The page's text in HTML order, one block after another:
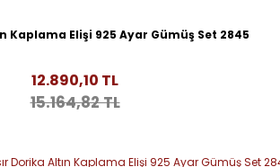
Kaplama Elişi 925 Ayar Gümüş Set 2845
12.890,10 TL
15.164,82 TL